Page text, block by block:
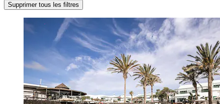
Supprimer tous les filtres